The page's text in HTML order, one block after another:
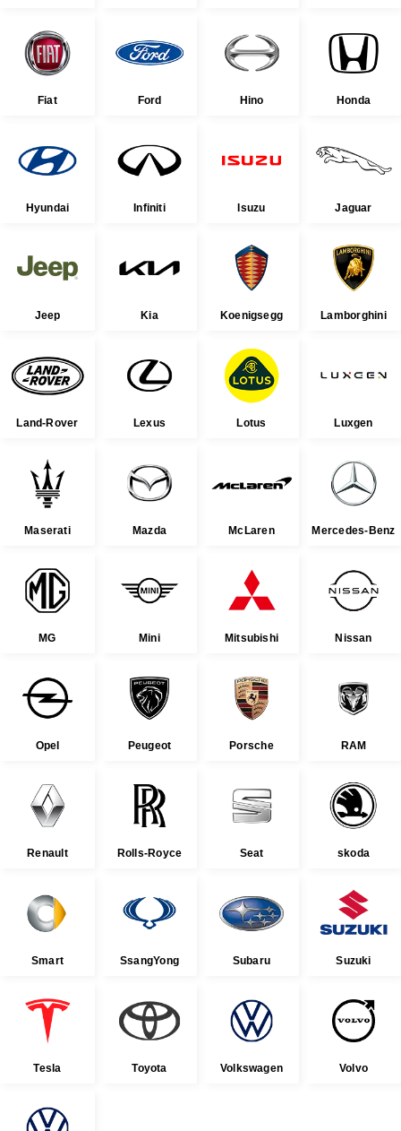
Fiat Ford Hino Honda
Hyundai Infiniti Isuzu Jaguar
Jeep Kia Koenigsegg Lamborghini
Land-Rover Lexus Lotus Luxgen
Maserati Mazda McLaren Mercedes-Benz
MG Mini Mitsubishi Nissan
Opel Peugeot Porsche RAM
Renault Rolls-Royce Seat skoda
Smart SsangYong Subaru Suzuki
Tesla Toyota Volkswagen Volvo